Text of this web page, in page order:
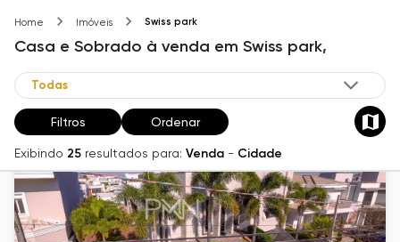
Home Imóveis Swiss park
Casa e Sobrado à venda em Swiss park,
Filtros Ordenar
Exibindo 25 resultados para: Venda - Cidade
430 m² 3 4
R$ 6.000.000